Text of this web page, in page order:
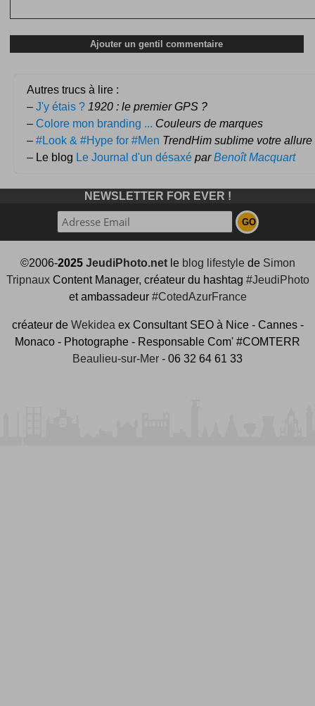
Autres trucs à lire :
– J'y étais ? 1920 : le premier GPS ?
– Colore mon branding ... Couleurs de marques
– #Look & #Hype for #Men TrendHim sublime votre
– Le blog Le Journal d'un désaxé parBenoît Macquart
NEWSLETTER FOR EVER !
©2006-2025 JeudiPhoto.netle blog lifestylede Simon
TripnauxContent Manager, créateur du hashtag #JeudiPhoto
et ambassadeur #CotedAzurFrance
créateur de Wekidea ex Consultant SEO à Nice - Cannes -
Monaco - Photographe - Responsable Com' #COMTERR
Beaulieu-sur-Mer - 06 32 64 61 33